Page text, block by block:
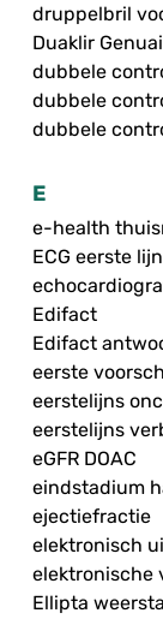
druppelbril
Duaklir
dubbele
dubbele
dubbele
E
e-health
ECG eerste lijn
Edifact
Edifact
eerste
eerstelijns
eerstelijns
eGFR DOAC
eindstadium
ejectiefractie
elektronisch
elektronische
Ellipta